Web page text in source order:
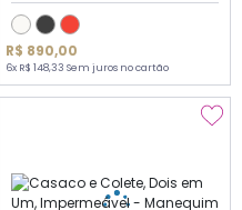
R$ 890,00
6x R$ 148,33 Sem juros no cartão